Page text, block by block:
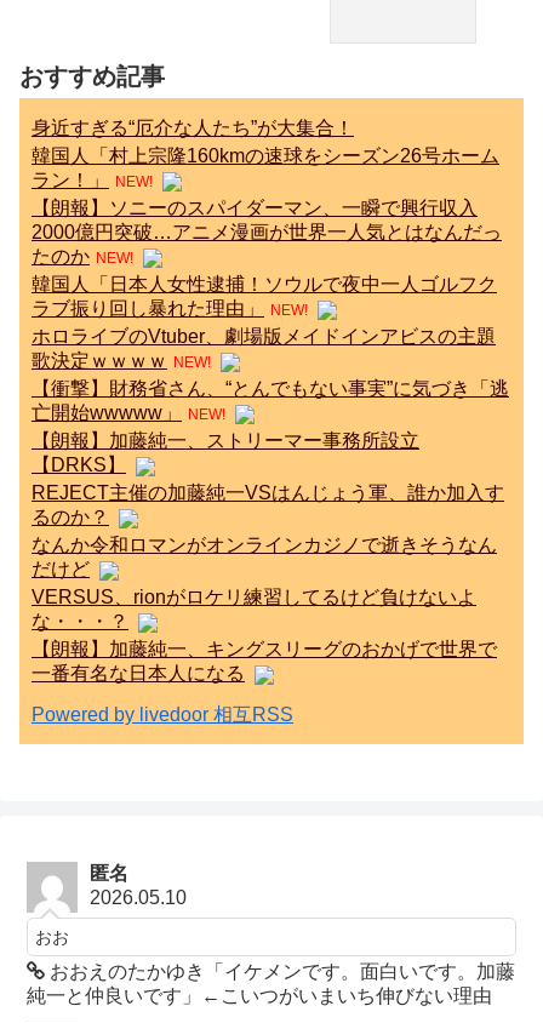
おすすめ記事
身近すぎる“厄介な人たち”が大集合！
韓国人「村上宗隆160kmの速球をシーズン26号ホーム
ラン！」
NEW!
【朗報】ソニーのスパイダーマン、一瞬で興行収入
2000億円突破…アニメ漫画が世界一人気とはなんだっ
たのか NEW!
韓国人「日本人女性逮捕！ソウルで夜中一人ゴルフク
ラブ振り回し暴れた理由」
NEW!
ホロライブのVtuber、劇場版メイドインアビスの主題
歌決定ｗｗｗｗ
NEW!
【衝撃】財務省さん、“とんでもない事実”に気づき「逃
亡開始wwwww」
NEW!
【朗報】加藤純一、ストリーマー事務所設立
【DRKS】
REJECT主催の加藤純一VSはんじょう軍、誰か加入す
るのか？
なんか令和ロマンがオンラインカジノで逝きそうなん
だけど
VERSUS、rionがロケリ練習してるけど負けないよ
な・・・？
【朗報】加藤純一、キングスリーグのおかげで世界で
一番有名な日本人になる
Powered by livedoor 相互RSS
匿名
2026.05.10
おお
おおえのたかゆき「イケメンです。面白いです。加藤
純一と仲良いです」←こいつがいまいち伸びない理由